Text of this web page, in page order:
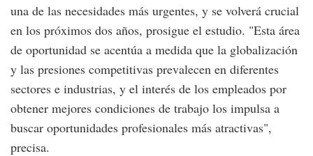
una de las necesidades más urgentes, y se volverá crucial
en los próximos dos años, prosigue el estudio. "Esta área
de oportunidad se acentúa a medida que la globalización
y las presiones competitivas prevalecen en diferentes
sectores e industrias, y el interés de los empleados por
obtener mejores condiciones de trabajo los impulsa a
buscar oportunidades profesionales más atractivas",
precisa.